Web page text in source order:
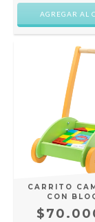
CARRITO
CON